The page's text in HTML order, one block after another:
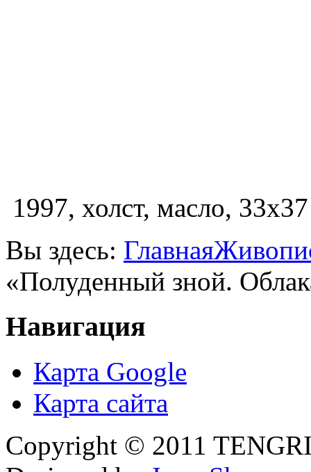
1997, холст, масло,
Вы здесь: Главная
«Полуденный зной.
Навигация
Карта Google
Карта сайта
Copyright © 2011